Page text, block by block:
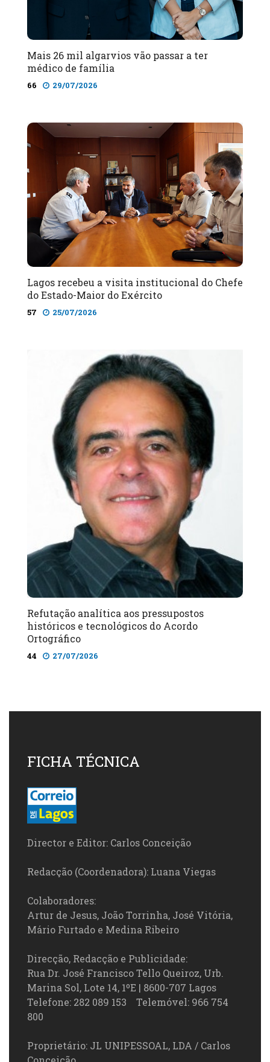
Mais 26 mil algarvios vão passar a ter
médico de família
66 29/07/2026
Lagos recebeu a visita institucional do Chefe
do Estado-Maior do Exército
57 25/07/2026
Refutação analítica aos pressupostos
históricos e tecnológicos do Acordo
Ortográfico
44 27/07/2026
FICHA TÉCNICA
Director e Editor: Carlos Conceição
Redacção (Coordenadora): Luana Viegas
Colaboradores:
Artur de Jesus, João Torrinha, José Vitória,
Mário Furtado e Medina Ribeiro
Direcção, Redacção e Publicidade:
Rua Dr. José Francisco Tello Queiroz, Urb.
Marina Sol, Lote 14, 1ºE | 8600-707 Lagos
Telefone: 282 089 153 Telemóvel: 966 754
800
Proprietário: JL UNIPESSOAL, LDA / Carlos